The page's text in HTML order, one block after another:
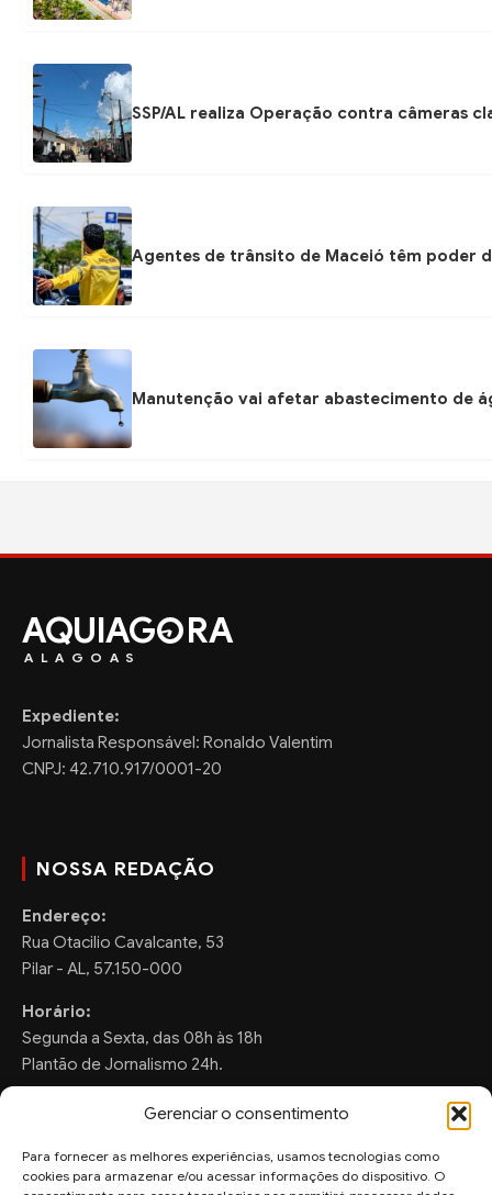
Gerenciar o consentimento
Para fornecer as melhores experiências, usamos tecnologias como
cookies para armazenar e/ou acessar informações do dispositivo. O
SSP/AL realiza Operação contra câmeras
Agentes de trânsito de Maceió têm poder
Manutenção vai afetar abastecimento de
AQUIAG RA
ALAGOAS
Expediente:
Jornalista Responsável: Ronaldo Valentim
CNPJ: 42.710.917/0001-20
NOSSA REDAÇÃO
Endereço:
Rua Otacilio Cavalcante, 53
Pilar - AL, 57.150-000
Horário:
Segunda a Sexta, das 08h às 18h
Plantão de Jornalismo 24h.
FALE CONOSCO